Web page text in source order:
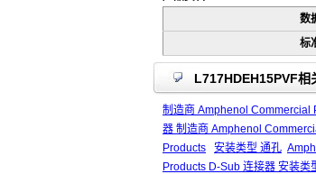
数
标
L717HDEH15PVF相
制造商 Amphenol Commercial
器 制造商 Amphenol
Products
安装类型 通孔
Products D-Sub 连接器 安装类